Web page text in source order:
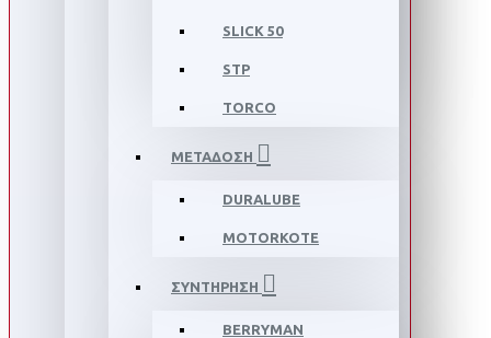
SLICK 50
STP
TORCO
ΜΕΤΑΔΟΣΗ
DURALUBE
MOTORKOTE
ΣΥΝΤΗΡΗΣΗ
BERRYMAN